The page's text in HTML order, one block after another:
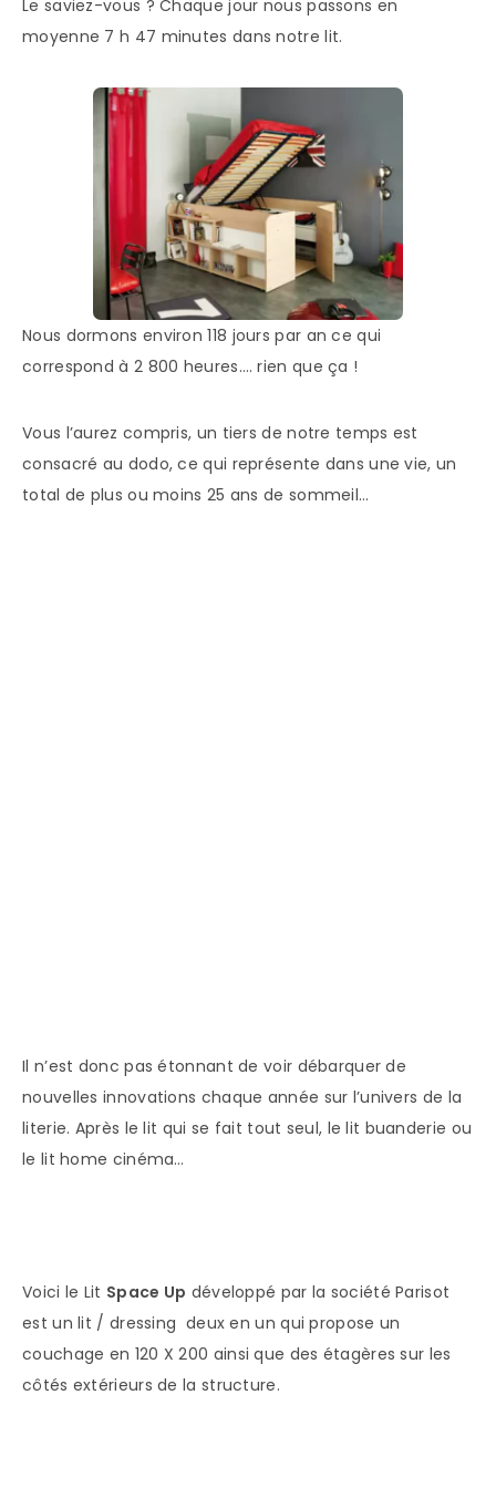
Le saviez-vous ? Chaque jour nous passons en
moyenne 7 h 47 minutes dans notre lit.
Nous dormons environ 118 jours par an ce qui
correspond à 2 800 heures…. rien que ça !
Vous l’aurez compris, un tiers de notre temps est
consacré au dodo, ce qui représente dans une vie, un
total de plus ou moins 25 ans de sommeil…
Il n’est donc pas étonnant de voir débarquer de
nouvelles innovations chaque année sur l’univers de la
literie. Après le lit qui se fait tout seul, le lit buanderie ou
le lit home cinéma…
Voici le Lit Space Up développé par la société Parisot
est un lit / dressing deux en un qui propose un
couchage en 120 X 200 ainsi que des étagères sur les
côtés extérieurs de la structure.